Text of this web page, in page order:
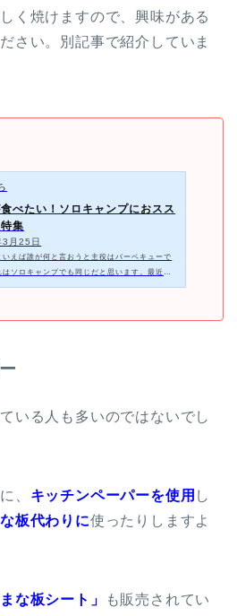
く焼けますので、興味がある
さい。別記事で紹介していま
べたい！ソロキャンプにおスス
集
月25日
いえば誰が何と言おうと主役はバーベキューで
はソロキャンプでも同じだと思います。最近は
見栄えのいいキャンプ飯のレシピ本などもたく
いる人も多いのではないでし
、 キッチンペーパーを使用 し
板代わりに使ったりしますよ
まな板シート」 も販売されてい